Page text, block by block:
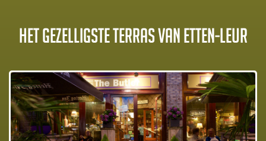
Het gezelligste terras van Etten-Leur